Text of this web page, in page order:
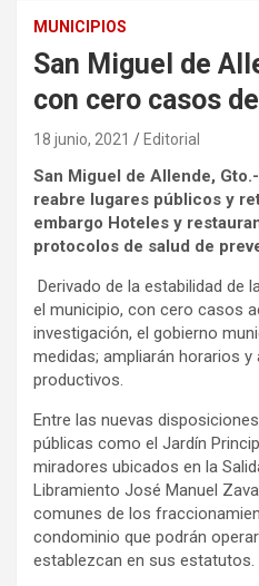
MUNICIPIOS
San Miguel de
con cero casos
18 junio, 2021 Editorial
San Miguel de Allende,
reabre lugares públicos y
embargo Hoteles y
protocolos de salud de
Derivado de la estabilidad de
el municipio, con cero casos
investigación, el gobierno
medidas; ampliarán horarios
productivos.
Entre las nuevas
públicas como el Jardín
miradores ubicados en la
Libramiento José Manuel
comunes de los
condominio que podrán
establezcan en sus estatutos.